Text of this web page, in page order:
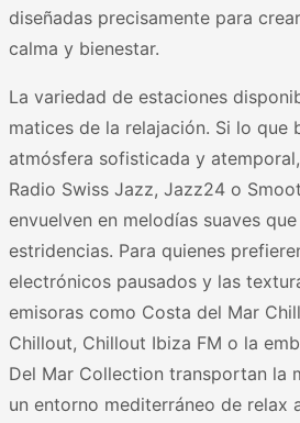
diseñadas precisamente para
calma y bienestar.
La variedad de estaciones
matices de la relajación. Si lo que
atmósfera sofisticada y
Radio Swiss Jazz, Jazz24 o
envuelven en melodías suaves
estridencias. Para quienes
electrónicos pausados y las
emisoras como Costa del Mar
Chillout, Chillout Ibiza FM o la
Del Mar Collection transportan la
un entorno mediterráneo de relax